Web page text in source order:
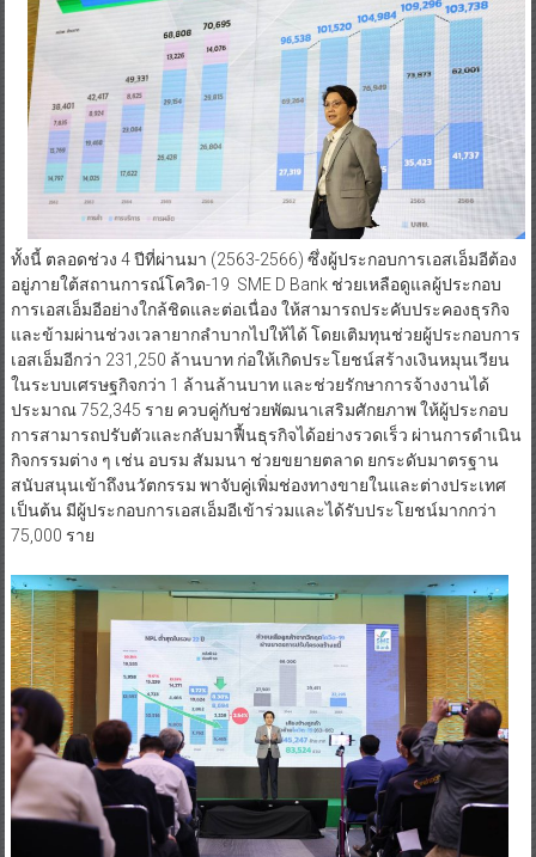
ทั้งนี้ ตลอดช่วง 4 ปีที่ผ่านมา (2563-2566) ซึ่งผู้ประกอบการเอสเอ็มอีต้อง
อยู่ภายใต้สถานการณ์โควิด-19 SME D Bank ช่วยเหลือดูแลผู้ประกอบ
การเอสเอ็มอีอย่างใกล้ชิดและต่อเนื่อง ให้สามารถประคับประคองธุรกิจ
และข้ามผ่านช่วงเวลายากลำบากไปให้ได้ โดยเติมทุนช่วยผู้ประกอบการ
เอสเอ็มอีกว่า 231,250 ล้านบาท ก่อให้เกิดประโยชน์สร้างเงินหมุนเวียน
ในระบบเศรษฐกิจกว่า 1 ล้านล้านบาท และช่วยรักษาการจ้างงานได้
ประมาณ 752,345 ราย ควบคู่กับช่วยพัฒนาเสริมศักยภาพ ให้ผู้ประกอบ
การสามารถปรับตัวและกลับมาฟื้นธุรกิจได้อย่างรวดเร็ว ผ่านการดำเนิน
กิจกรรมต่าง ๆ เช่น อบรม สัมมนา ช่วยขยายตลาด ยกระดับมาตรฐาน
สนับสนุนเข้าถึงนวัตกรรม พาจับคู่เพิ่มช่องทางขายในและต่างประเทศ
เป็นต้น มีผู้ประกอบการเอสเอ็มอีเข้าร่วมและได้รับประโยชน์มากกว่า
75,000 ราย